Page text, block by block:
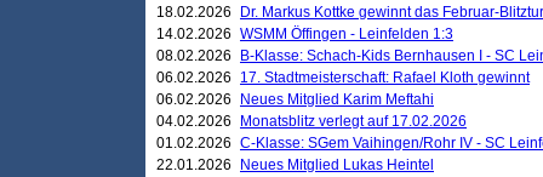
18.02.2026
Dr. Markus Kottke gewinnt das Februar-
14.02.2026 WSMM Öffingen - Leinfelden 1:3
08.02.2026
B-Klasse: Schach-Kids Bernhausen I - SC
06.02.2026
17. Stadtmeisterschaft: Rafael Kloth gewinnt
06.02.2026
Neues Mitglied Karim Meftahi
04.02.2026
Monatsblitz verlegt auf 17.02.2026
01.02.2026 C-Klasse: SGem Vaihingen/Rohr IV - SC
22.01.2026
Neues Mitglied Lukas Heintel